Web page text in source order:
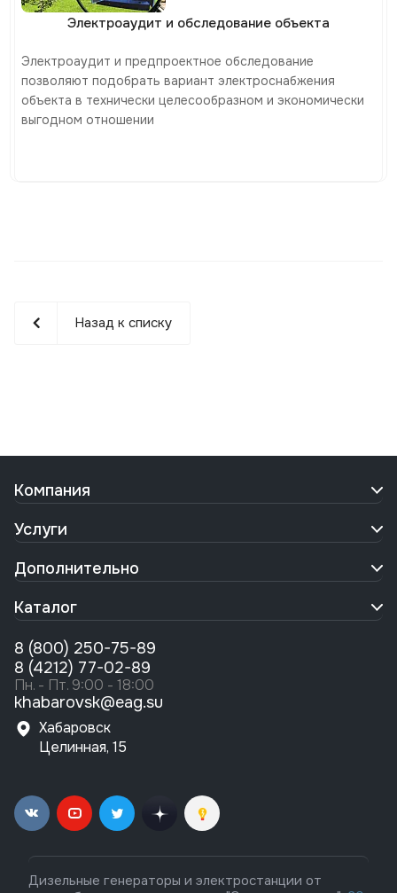
Электроаудит и обследование объекта
Электроаудит и предпроектное обследование
позволяют подобрать вариант электроснабжения
объекта в технически целесообразном и экономически
выгодном отношении
Назад к списку
Компания
Услуги
Дополнительно
Каталог
8 (800) 250-75-89
8 (4212) 77-02-89
Пн. - Пт. 9:00 - 18:00
khabarovsk@eag.su
Хабаровск
Целинная, 15
Дизельные генераторы и электростанции от